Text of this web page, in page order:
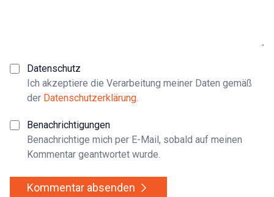
Datenschutz
Ich akzeptiere die Verarbeitung meiner Daten gemäß
der Datenschutzerklärung.
Benachrichtigungen
Benachrichtige mich per E-Mail, sobald auf meinen
Kommentar geantwortet wurde.
Kommentar absenden